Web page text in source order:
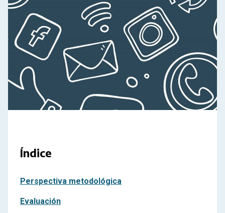
Índice
Perspectiva metodológica
Evaluación